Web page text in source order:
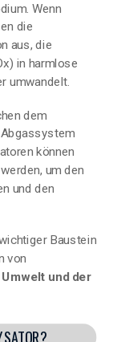
Wenn
die
aus, die
in harmlose
umwandelt.
dem
können
um den
und den
Baustein
von
und der